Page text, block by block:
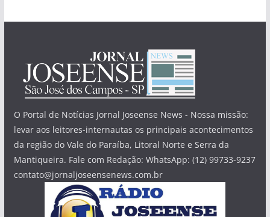
O Portal de Notícias Jornal Joseense News - Nossa missão:
levar aos leitores-internautas os principais acontecimentos
da região do Vale do Paraíba, Litoral Norte e Serra da
Mantiqueira. Fale com Redação: WhatsApp: (12) 99733-9237
contato@jornaljoseensenews.com.br